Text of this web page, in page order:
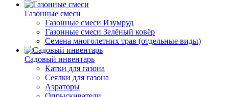
Газонные смеси
Газонные смеси Изумруд
Газонные смеси Зелёный ковёр
Семена многолетних трав (отдельные виды)
Садовый инвентарь
Катки для газона
Сеялки для газона
Аэраторы